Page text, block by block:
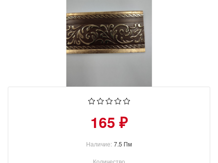
165 ₽
Наличие: 7.5 Пм
Количество